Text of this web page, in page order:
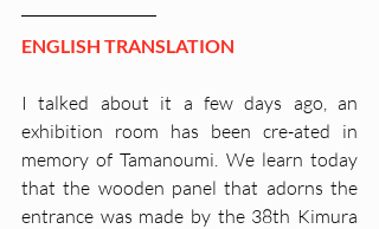
ENGLISH TRANSLATION
I talked about it a few days ago, an
exhibition room has been cre-ated in
memory of Tamanoumi. We learn today
that the wooden panel that adorns the
entrance was made by the 38th Kimura